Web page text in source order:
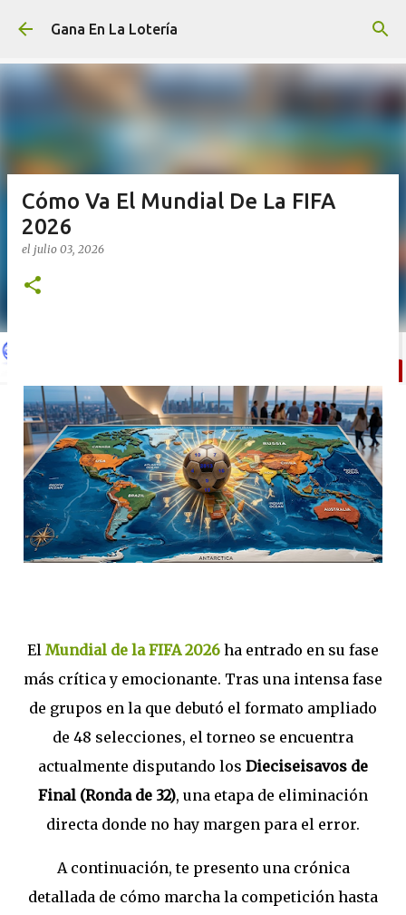
Ir al contenido principal
Gana En La Lotería
Cómo Va El Mundial De La FIFA
2026
el julio 03, 2026
El Mundial de la FIFA 2026 ha entrado en su fase
más crítica y emocionante. Tras una intensa fase
de grupos en la que debutó el formato ampliado
de 48 selecciones, el torneo se encuentra
actualmente disputando los Dieciseisavos de
Final (Ronda de 32), una etapa de eliminación
directa donde no hay margen para el error.
A continuación, te presento una crónica
detallada de cómo marcha la competición hasta